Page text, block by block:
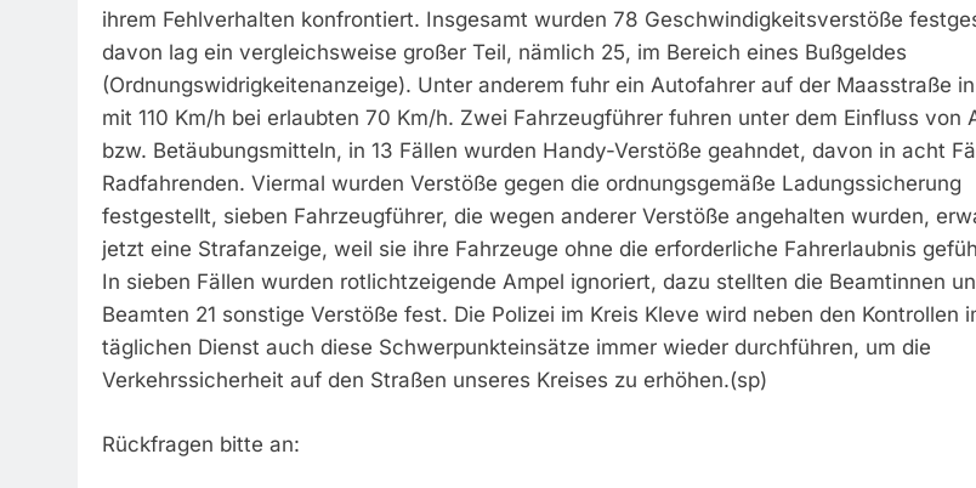
ihrem Fehlverhalten konfrontiert. Insgesamt wurden 78 Geschwindigkeitsverstöße
davon lag ein vergleichsweise großer Teil, nämlich 25, im Bereich eines Bußgeldes
(Ordnungswidrigkeitenanzeige). Unter anderem fuhr ein Autofahrer auf der Maasstraße
mit 110 Km/h bei erlaubten 70 Km/h. Zwei Fahrzeugführer fuhren unter dem Einfluss von
bzw. Betäubungsmitteln, in 13 Fällen wurden Handy-Verstöße geahndet, davon in acht
Radfahrenden. Viermal wurden Verstöße gegen die ordnungsgemäße Ladungssicherung
festgestellt, sieben Fahrzeugführer, die wegen anderer Verstöße angehalten wurden,
jetzt eine Strafanzeige, weil sie ihre Fahrzeuge ohne die erforderliche Fahrerlaubnis
In sieben Fällen wurden rotlichtzeigende Ampel ignoriert, dazu stellten die Beamtinnen
Beamten 21 sonstige Verstöße fest. Die Polizei im Kreis Kleve wird neben den Kontrollen
täglichen Dienst auch diese Schwerpunkteinsätze immer wieder durchführen, um die
Verkehrssicherheit auf den Straßen unseres Kreises zu erhöhen.(sp)
Rückfragen bitte an: